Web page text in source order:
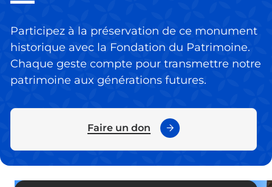
Participez à la préservation de ce monument
historique avec la Fondation du Patrimoine.
Chaque geste compte pour transmettre notre
patrimoine aux générations futures.
Faire un don